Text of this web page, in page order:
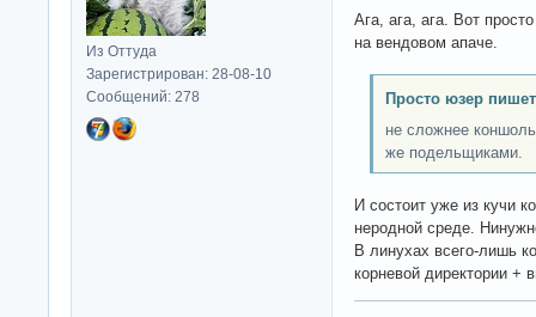
Из Оттуда
Зарегистрирован: 28-08-10
Сообщений: 278
Ага, ага, ага. Вот
на вендовом апаче.
Просто юзер
не сложнее
же подельщиками.
И состоит уже из кучи
неродной среде.
В линухах всего-лишь
корневой директории +